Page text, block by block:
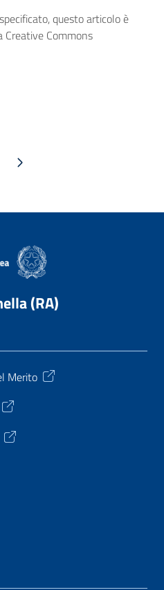
questo articolo è
Commons
successiva
(RA)
Merito